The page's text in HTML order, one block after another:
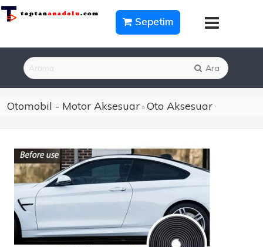
Sepetim
Ara
Otomobil - Motor Aksesuar»Oto Aksesuar